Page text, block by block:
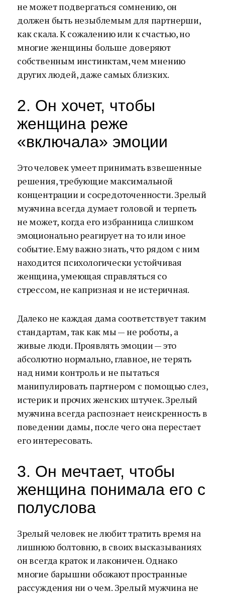
не может подвергаться сомнению, он
должен быть незыблемым для партнерши,
как скала. К сожалению или к счастью, но
многие женщины больше доверяют
собственным инстинктам, чем мнению
других людей, даже самых близких.
2. Он хочет, чтобы
женщина реже
«включала» эмоции
Это человек умеет принимать взвешенные
решения, требующие максимальной
концентрации и сосредоточенности. Зрелый
мужчина всегда думает головой и терпеть
не может, когда его избранница слишком
эмоционально реагирует на то или иное
событие. Ему важно знать, что рядом с ним
находится психологически устойчивая
женщина, умеющая справляться со
стрессом, не капризная и не истеричная.
Далеко не каждая дама соответствует таким
стандартам, так как мы — не роботы, а
живые люди. Проявлять эмоции — это
абсолютно нормально, главное, не терять
над ними контроль и не пытаться
манипулировать партнером с помощью слез,
истерик и прочих женских штучек. Зрелый
мужчина всегда распознает неискренность в
поведении дамы, после чего она перестает
его интересовать.
3. Он мечтает, чтобы
женщина понимала его с
полуслова
Зрелый человек не любит тратить время на
лишнюю болтовню, в своих высказываниях
он всегда краток и лаконичен. Однако
многие барышни обожают пространные
рассуждения ни о чем. Зрелый мужчина не